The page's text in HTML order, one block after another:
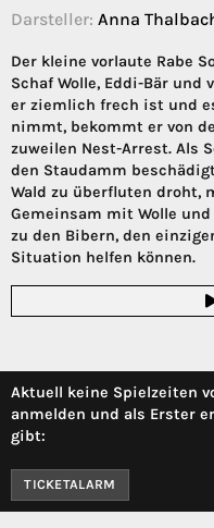
Darsteller: Anna
Der kleine vorlaute Rabe
Schaf Wolle, Eddi-Bär und
er ziemlich frech ist und
nimmt, bekommt er von
zuweilen Nest-Arrest. Als
den Staudamm
Wald zu überfluten droht,
Gemeinsam mit Wolle
zu den Bibern, den
Situation helfen können.
Aktuell keine Spielzeiten
anmelden und als Erster
gibt:
TICKETALARM